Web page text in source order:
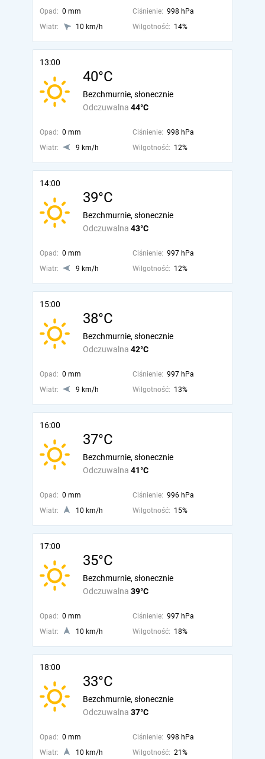
Opad: 0 mm Ciśnienie: 998 hPa
Wiatr:
10 km/h Wilgotność: 14%
13:00
40°C
Odczuwalna 44°C
Bezchmurnie, słonecznie
Opad: 0 mm Ciśnienie: 998 hPa
Wiatr:
9 km/h Wilgotność: 12%
14:00
39°C
Odczuwalna 43°C
Bezchmurnie, słonecznie
Opad: 0 mm Ciśnienie: 997 hPa
Wiatr:
9 km/h Wilgotność: 12%
15:00
38°C
Odczuwalna 42°C
Bezchmurnie, słonecznie
Opad: 0 mm Ciśnienie: 997 hPa
Wiatr:
9 km/h Wilgotność: 13%
16:00
37°C
Odczuwalna 41°C
Bezchmurnie, słonecznie
Opad: 0 mm Ciśnienie: 996 hPa
Wiatr:
10 km/h Wilgotność: 15%
17:00
35°C
Odczuwalna 39°C
Bezchmurnie, słonecznie
Opad: 0 mm Ciśnienie: 997 hPa
Wiatr:
10 km/h Wilgotność: 18%
18:00
33°C
Odczuwalna 37°C
Bezchmurnie, słonecznie
Opad: 0 mm Ciśnienie: 998 hPa
Wiatr:
10 km/h Wilgotność: 21%